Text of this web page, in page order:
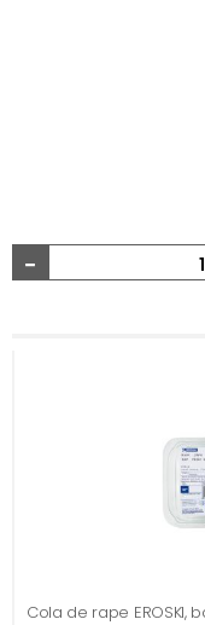
-
Cola de rape EROSKI,